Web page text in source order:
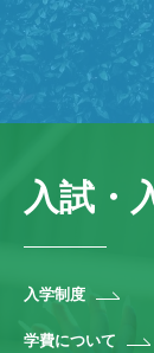
入試・
入学制度
学費について